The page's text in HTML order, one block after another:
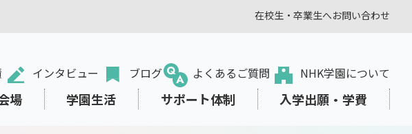
在校生・卒業生へお問い合わせ
インタビュー ブログ よくあるご質問 NHK学園について
場 学園生活 サポート体制 入学出願・学費